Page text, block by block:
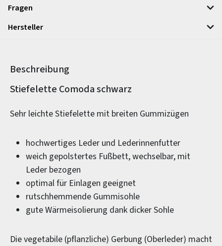
Fragen
Hersteller
Beschreibung
Produktinformationen
Stiefelette Comoda schwarz
Sehr leichte Stiefelette mit breiten Gummizügen
hochwertiges Leder und Lederinnenfutter
weich gepolstertes Fußbett, wechselbar, mit
Leder bezogen
optimal für Einlagen geeignet
rutschhemmende Gummisohle
gute Wärmeisolierung dank dicker Sohle
Die vegetabile (pflanzliche) Gerbung (Oberleder) macht